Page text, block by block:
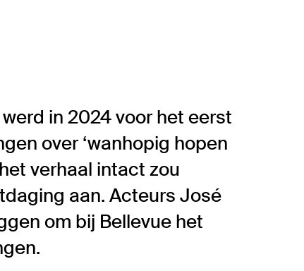
in 2024 voor het eerst
over ‘wanhopig hopen
verhaal intact zou
aan. Acteurs José
om bij Bellevue het